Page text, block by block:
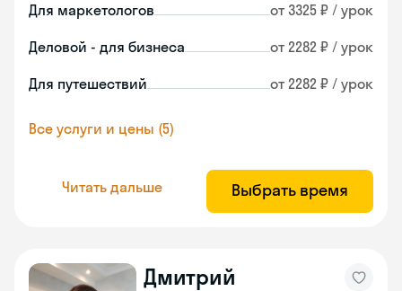
Для маркетологов от 3325 ₽ / урок
Деловой - для бизнеса от 2282 ₽ / урок
Для путешествий от 2282 ₽ / урок
Все услуги и цены (5)
Читать дальше Выбрать время
Дмитрий